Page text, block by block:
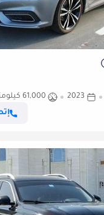
2023
61,000 كيلومتر